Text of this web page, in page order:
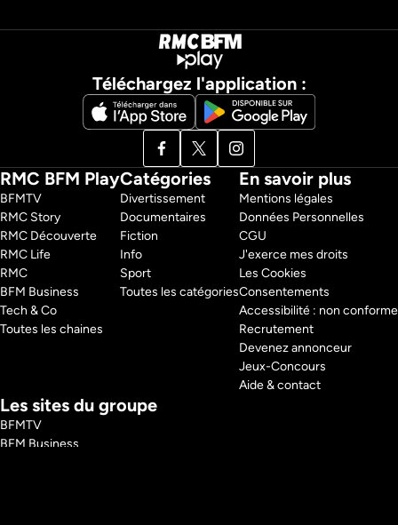
Téléchargez l'application :
RMC BFM Play
BFMTV
RMC Story
RMC Découverte
RMC Life
RMC
BFM Business
Tech & Co
Toutes les chaines
Catégories
Divertissement
Documentaires
Fiction
Info
Sport
Toutes les catégories
En savoir plus
Mentions légales
Données Personnelles
CGU
J'exerce mes droits
Les Cookies
Consentements
Accessibilité : non conforme
Recrutement
Devenez annonceur
Jeux-Concours
Aide & contact
Les sites du groupe
BFMTV
BFM Business